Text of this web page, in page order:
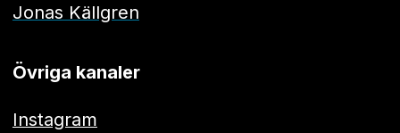
Jonas Källgren
Övriga kanaler
Instagram